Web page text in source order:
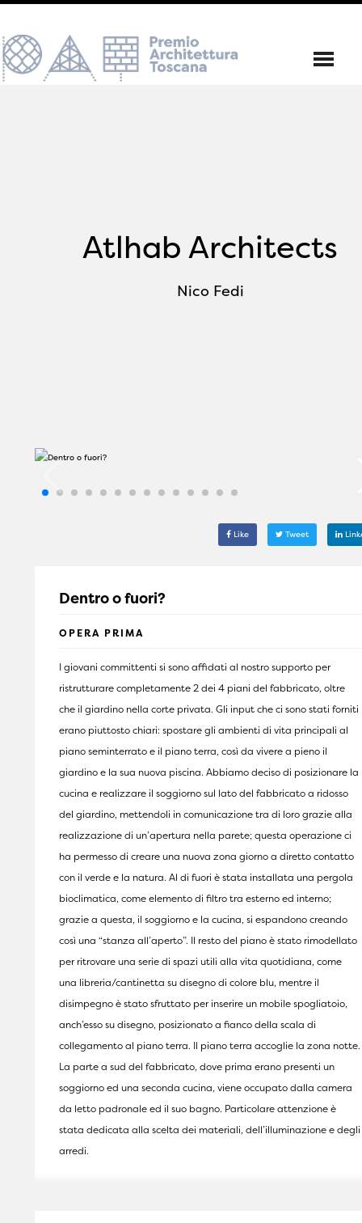
Atlhab Architects
Nico Fedi
Like Tweet
Dentro o fuori?
OPERA PRIMA
I giovani committenti si sono affidati al nostro supporto per
ristrutturare completamente 2 dei 4 piani del fabbricato, oltre
che il giardino nella corte privata. Gli input che ci sono stati forniti
erano piuttosto chiari: spostare gli ambienti di vita principali al
piano seminterrato e il piano terra, così da vivere a pieno il
giardino e la sua nuova piscina. Abbiamo deciso di posizionare la
cucina e realizzare il soggiorno sul lato del fabbricato a ridosso
del giardino, mettendoli in comunicazione tra di loro grazie alla
realizzazione di un’apertura nella parete; questa operazione ci
ha permesso di creare una nuova zona giorno a diretto contatto
con il verde e la natura. Al di fuori è stata installata una pergola
bioclimatica, come elemento di filtro tra esterno ed interno;
grazie a questa, il soggiorno e la cucina, si espandono creando
così una “stanza all’aperto”. Il resto del piano è stato rimodellato
per ritrovare una serie di spazi utili alla vita quotidiana, come
una libreria/cantinetta su disegno di colore blu, mentre il
disimpegno è stato sfruttato per inserire un mobile spogliatoio,
anch’esso su disegno, posizionato a fianco della scala di
collegamento al piano terra. Il piano terra accoglie la zona notte.
La parte a sud del fabbricato, dove prima erano presenti un
soggiorno ed una seconda cucina, viene occupato dalla camera
da letto padronale ed il suo bagno. Particolare attenzione è
stata dedicata alla scelta dei materiali, dell’illuminazione e degli
arredi.